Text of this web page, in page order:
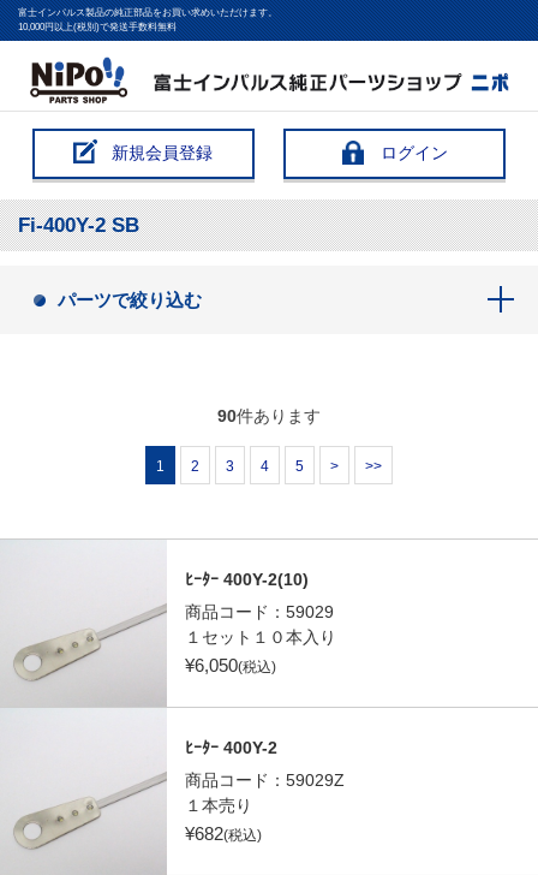
富士インパルス製品の純正部品をお買い求めいただけます。
10,000円以上(税別)で発送手数料無料
新規会員登録 ログイン
Fi-400Y-2 SB
パーツで絞り込む
90件あります
1 2 3 4 5 > >>
ﾋｰﾀｰ 400Y-2(10)
商品コード： 59029
１セット１０本入り
¥6,050(税込)
ﾋｰﾀｰ 400Y-2
商品コード： 59029Z
１本売り
¥682(税込)